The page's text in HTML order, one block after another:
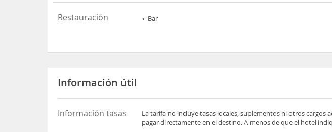
Restauración Bar
Información útil
Información tasas
La tarifa no incluye tasas locales, suplementos ni otros
pagar directamente en el destino. A menos de que el hotel